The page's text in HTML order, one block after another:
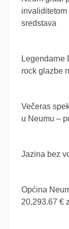
invaliditetom
sredstava
Legendarne
rock glazbe
Večeras
u Neumu –
Jazina bez
Općina
20,293.67 €